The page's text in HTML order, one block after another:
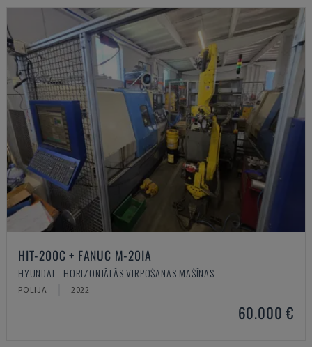
HIT-200C + FANUC M-20IA
HYUNDAI - HORIZONTĀLĀS VIRPOŠANAS MAŠĪNAS
POLIJA 2022
60.000 €